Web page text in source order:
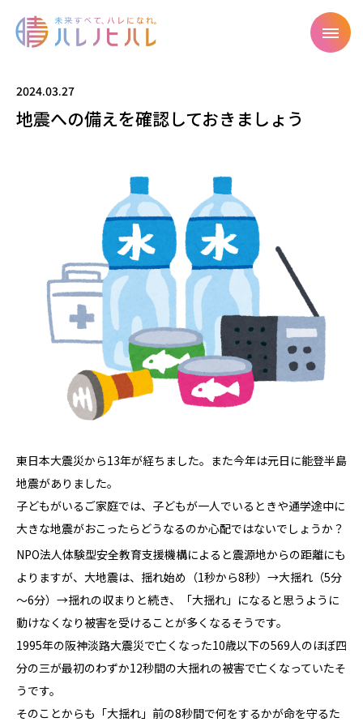
2024.03.27
地震への備えを確認しておきましょう
東日本大震災から13年が経ちました。また今年は元日に能登半島
地震がありました。
子どもがいるご家庭では、子どもが一人でいるときや通学途中に
大きな地震がおこったらどうなるのか心配ではないでしょうか？
NPO法人体験型安全教育支援機構によると震源地からの距離にも
よりますが、大地震は、揺れ始め（1秒から8秒）→大揺れ（5分
～6分）→揺れの収まりと続き、「大揺れ」になると思うように
動けなくなり被害を受けることが多くなるそうです。
1995年の阪神淡路大震災で亡くなった10歳以下の569人のほぼ四
分の三が最初のわずか12秒間の大揺れの被害で亡くなっていたそ
うです。
そのことからも「大揺れ」前の8秒間で何をするかが命を守るた